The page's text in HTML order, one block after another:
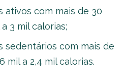
ativos com mais de 30
3 mil calorias;
sedentários com mais de
mil a 2,4 mil calorias.